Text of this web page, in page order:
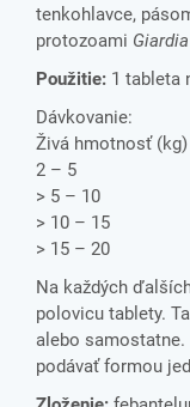
tenkohlavce,
protozoami
Použitie: 1 tableta
Dávkovanie:
Živá hmotnosť
2 – 5
> 5 – 10
> 10 – 15
> 15 – 20
Na každých
polovicu tablety.
alebo
podávať formou